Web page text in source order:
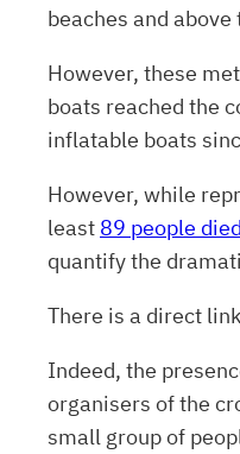
beaches and
However, these
boats reached the
inflatable boats
However, while
least 89 people
quantify the
There is a direct
Indeed, the
organisers of the
small group of